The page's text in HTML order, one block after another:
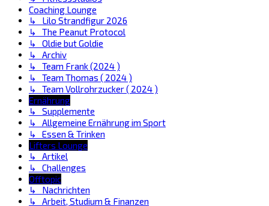
Coaching Lounge
↳ Lilo Strandfigur 2026
↳ The Peanut Protocol
↳ Oldie but Goldie
↳ Archiv
↳ Team Frank (2024 )
↳ Team Thomas ( 2024 )
↳ Team Vollrohrzucker ( 2024 )
Ernährung
↳ Supplemente
↳ Allgemeine Ernährung im Sport
↳ Essen & Trinken
Lifters Lounge
↳ Artikel
↳ Challenges
Offtopic
↳ Nachrichten
↳ Arbeit, Studium & Finanzen